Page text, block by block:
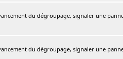
du dégroupage, signaler une
du dégroupage, signaler une